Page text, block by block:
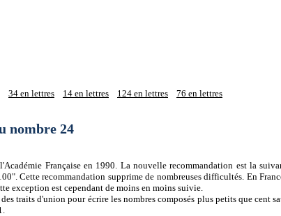
34 en lettres 14 en lettres 124 en lettres 76 en lettres
nombre 24
Française en 1990. La nouvelle recommandation est la
Cette recommandation supprime de nombreuses difficultés. En
exception est cependant de moins en moins suivie.
traits d'union pour écrire les nombres composés plus petits que cent